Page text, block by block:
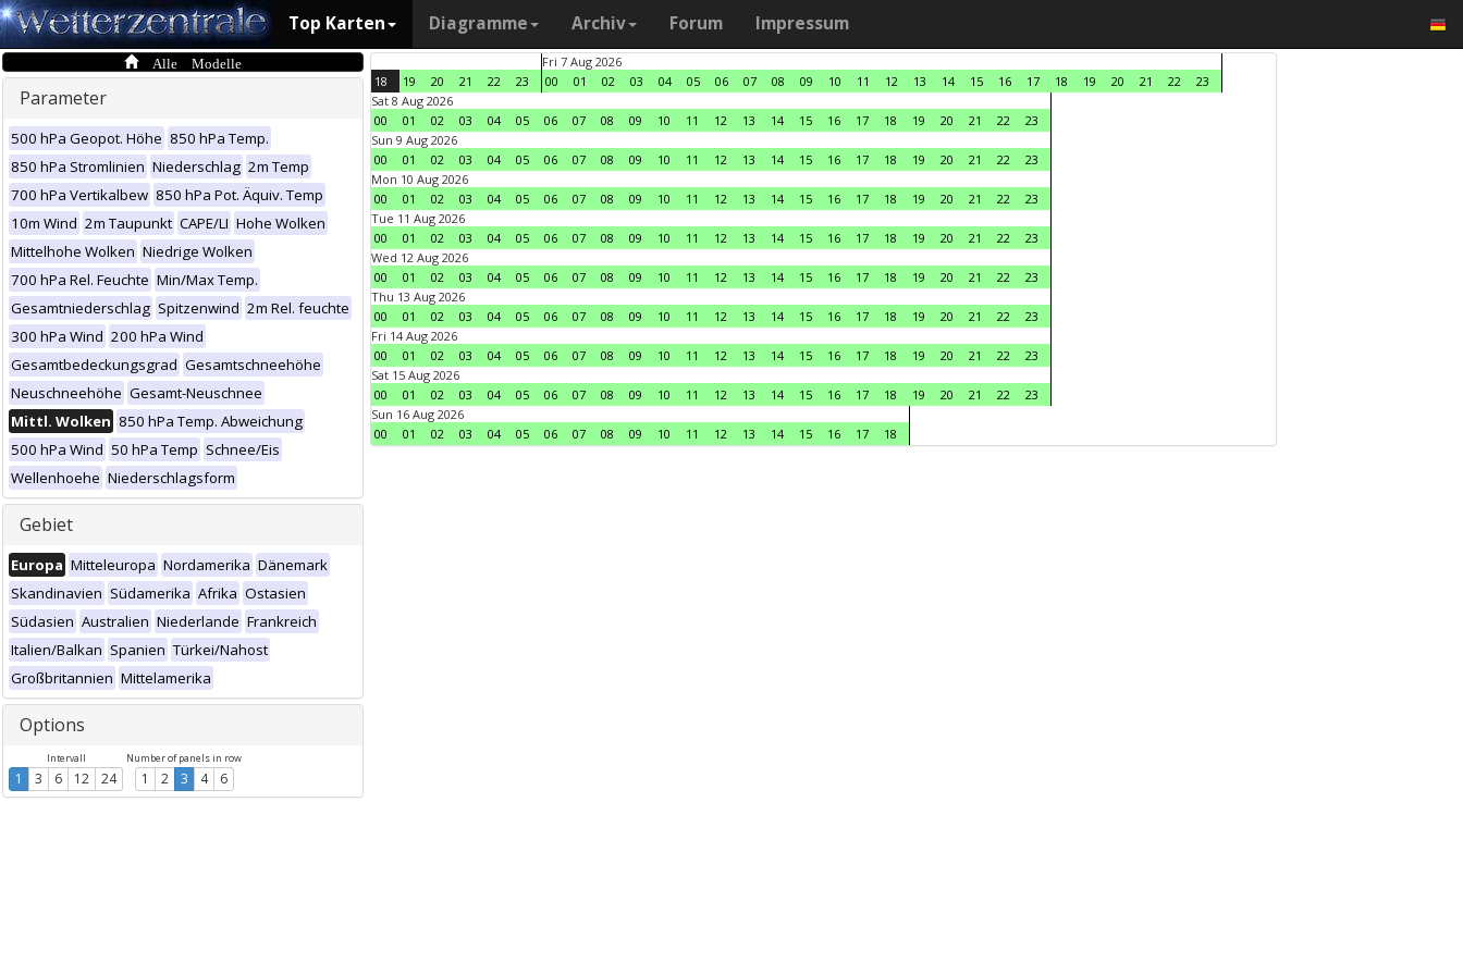
Top Karten Diagramme Archiv Forum Impressum
Alle Modelle
Parameter
500 hPa Geopot. Höhe 850 hPa Temp.
850 hPa Stromlinien Niederschlag 2m Temp
700 hPa Vertikalbew 850 hPa Pot. Äquiv. Temp
10m Wind 2m Taupunkt CAPE/LI Hohe Wolken
Mittelhohe Wolken Niedrige Wolken
700 hPa Rel. Feuchte Min/Max Temp.
Gesamtniederschlag Spitzenwind 2m Rel. feuchte
300 hPa Wind 200 hPa Wind
Gesamtbedeckungsgrad Gesamtschneehöhe
Neuschneehöhe Gesamt-Neuschnee
Mittl. Wolken 850 hPa Temp. Abweichung
500 hPa Wind 50 hPa Temp Schnee/Eis
Wellenhoehe Niederschlagsform
Gebiet
Europa Mitteleuropa Nordamerika Dänemark
Skandinavien Südamerika Afrika Ostasien
Südasien Australien Niederlande Frankreich
Italien/Balkan Spanien Türkei/Nahost
Großbritannien Mittelamerika
Options
Intervall
1 3 6 12 24
Number of panels in row
1 2 3 4 6
18 19 20 21 22 23
Fri 7 Aug 2026
00
01 02 03 04 05 06 07 08 09 10 11 12 13 14 15 16 17 18 19 20 21 22
23
Sat 8 Aug 2026
00
01 02 03 04 05 06 07 08 09 10 11 12 13 14 15 16 17 18 19 20 21 22
23
Sun 9 Aug 2026
00
01 02 03 04 05 06 07 08 09 10 11 12 13 14 15 16 17 18 19 20 21 22
23
Mon 10 Aug 2026
00
01 02 03 04 05 06 07 08 09 10 11 12 13 14 15 16 17 18 19 20 21 22
23
Tue 11 Aug 2026
00
01 02 03 04 05 06 07 08 09 10 11 12 13 14 15 16 17 18 19 20 21 22
23
Wed 12 Aug 2026
00
01 02 03 04 05 06 07 08 09 10 11 12 13 14 15 16 17 18 19 20 21 22
23
Thu 13 Aug 2026
00
01 02 03 04 05 06 07 08 09 10 11 12 13 14 15 16 17 18 19 20 21 22
23
Fri 14 Aug 2026
00
01 02 03 04 05 06 07 08 09 10 11 12 13 14 15 16 17 18 19 20 21 22
23
Sat 15 Aug 2026
00
01 02 03 04 05 06 07 08 09 10 11 12 13 14 15 16 17 18 19 20 21 22
23
Sun 16 Aug 2026
00
01 02 03 04 05 06 07 08 09 10 11 12 13 14 15 16 17 18